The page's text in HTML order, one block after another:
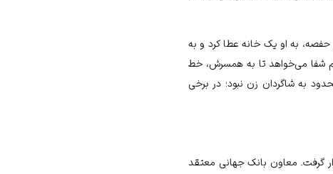
به او یک خانه عطا کرد و به
شفا می‌خواهد تا به همسرش، خط
به شاگردان زن نبود؛ در برخی
گرفت. معاون بانک جهانی معتقد